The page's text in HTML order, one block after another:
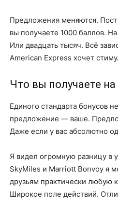
Предложения меняются.
вы получаете 1000 баллов.
Или двадцать тысяч. Всё
American Express хочет
Что вы получаете
Единого стандарта бонусов
предложение — ваше.
Даже если у вас абсолютно
Я видел огромную разницу в
SkyMiles и Marriott Bonvoy я
друзьям практически любую
Широкое поле действий.